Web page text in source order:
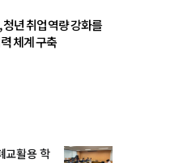
년 취업 역량 강화를
체계 구축
교활용 학